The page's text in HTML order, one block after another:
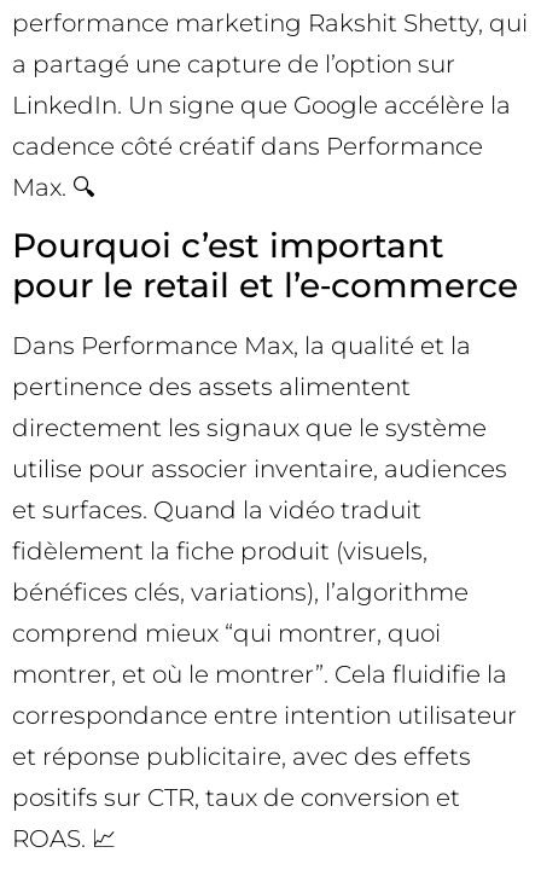
performance marketing Rakshit Shetty, qui
a partagé une capture de l’option sur
LinkedIn. Un signe que Google accélère la
cadence côté créatif dans Performance
Max. 🔍
Pourquoi c’est important
pour le retail et l’e‑commerce
Dans Performance Max, la qualité et la
pertinence des assets alimentent
directement les signaux que le système
utilise pour associer inventaire, audiences
et surfaces. Quand la vidéo traduit
fidèlement la fiche produit (visuels,
bénéfices clés, variations), l’algorithme
comprend mieux “qui montrer, quoi
montrer, et où le montrer”. Cela fluidifie la
correspondance entre intention utilisateur
et réponse publicitaire, avec des effets
positifs sur CTR, taux de conversion et
ROAS. 📈